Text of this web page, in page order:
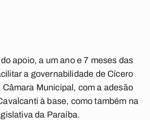
apoio, a um ano e 7 meses das
a governabilidade de Cícero
Câmara Municipal, com a adesão
à base, como também na
da Paraíba.